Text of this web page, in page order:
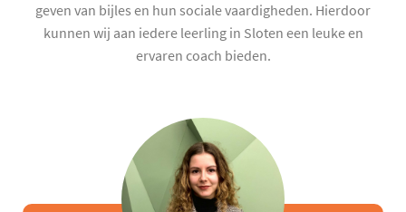
geven van bijles en hun sociale vaardigheden. Hierdoor
kunnen wij aan iedere leerling in Sloten een leuke en
ervaren coach bieden.